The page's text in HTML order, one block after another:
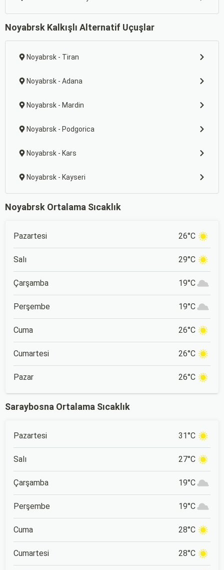
Noyabrsk Kalkışlı Alternatif Uçuşlar
Noyabrsk - Tiran
Noyabrsk - Adana
Noyabrsk - Mardin
Noyabrsk - Podgorica
Noyabrsk - Kars
Noyabrsk - Kayseri
Noyabrsk Ortalama Sıcaklık
Pazartesi 26°C
Salı 29°C
Çarşamba 19°C
Perşembe 19°C
Cuma 26°C
Cumartesi 26°C
Pazar 26°C
Saraybosna Ortalama Sıcaklık
Pazartesi 31°C
Salı 27°C
Çarşamba 19°C
Perşembe 19°C
Cuma 28°C
Cumartesi 28°C